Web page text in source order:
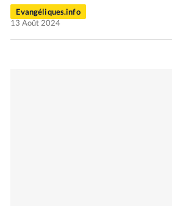
Evangéliques.info
13 Août 2024